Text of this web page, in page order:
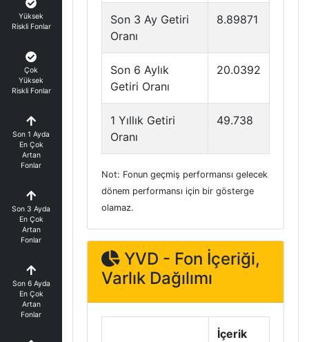
Yüksek
Riskli Fonlar
Çok
Yüksek
Riskli Fonlar
Son 1 Ayda
En Çok
Artan
Fonlar
Son 3 Ayda
En Çok
Artan
Fonlar
Son 6 Ayda
En Çok
Artan
Fonlar
Son 3 Ay Getiri
Oranı
8.89871
Son 6 Aylık
Getiri Oranı
20.0392
1 Yıllık Getiri
Oranı
49.738
Not: Fonun geçmiş performansı gelecek
dönem performansı için bir gösterge
olamaz.
YVD - Fon İçeriği,
Varlık Dağılımı
İçerik